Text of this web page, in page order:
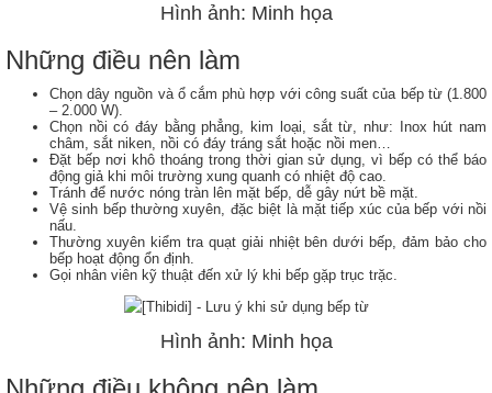
Hình ảnh: Minh họa
Những điều nên làm
Chọn dây nguồn và ổ cắm phù hợp với công suất của bếp từ (1.800
– 2.000 W).
Chọn nồi có đáy bằng phẳng, kim loại, sắt từ, như: Inox hút nam
châm, sắt niken, nồi có đáy tráng sắt hoặc nồi men…
Đặt bếp nơi khô thoáng trong thời gian sử dụng, vì bếp có thể báo
động giả khi môi trường xung quanh có nhiệt độ cao.
Tránh để nước nóng tràn lên mặt bếp, dễ gây nứt bề mặt.
Vệ sinh bếp thường xuyên, đặc biệt là mặt tiếp xúc của bếp với nồi
nấu.
Thường xuyên kiểm tra quạt giải nhiệt bên dưới bếp, đảm bảo cho
bếp hoạt động ổn định.
Gọi nhân viên kỹ thuật đến xử lý khi bếp gặp trục trặc.
Hình ảnh: Minh họa